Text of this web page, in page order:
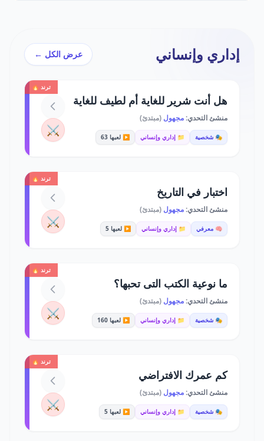
إداري وإنساني عرض الكل ←
ترند 🔥
هل أنت شرير للغاية أم لطيف للغاية
منشئ التحدي:مجهول (مبتدئ)
🎭 شخصية 📁 إداري وإنساني ▶️ لعبها 63 ⚔️
ترند 🔥
اختبار في التاريخ
منشئ التحدي:مجهول (مبتدئ)
🧠 معرفي 📁 إداري وإنساني ▶️ لعبها 5 ⚔️
ترند 🔥
ما نوعية الكتب التى تحبها؟
منشئ التحدي:مجهول (مبتدئ)
🎭 شخصية 📁 إداري وإنساني ▶️ لعبها 160 ⚔️
ترند 🔥
كم عمرك الافتراضي
منشئ التحدي:مجهول (مبتدئ)
🎭 شخصية 📁 إداري وإنساني ▶️ لعبها 5 ⚔️